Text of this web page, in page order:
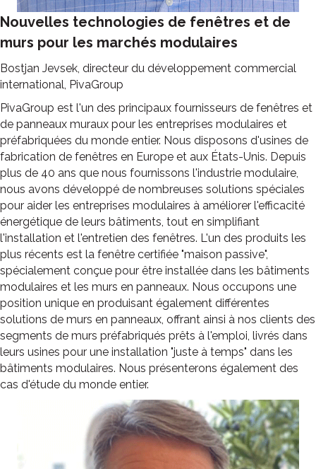
Nouvelles technologies de fenêtres et de
murs pour les marchés modulaires
Bostjan Jevsek, directeur du développement commercial
international, PivaGroup
PivaGroup est l'un des principaux fournisseurs de fenêtres et
de panneaux muraux pour les entreprises modulaires et
préfabriquées du monde entier. Nous disposons d'usines de
fabrication de fenêtres en Europe et aux États-Unis. Depuis
plus de 40 ans que nous fournissons l'industrie modulaire,
nous avons développé de nombreuses solutions spéciales
pour aider les entreprises modulaires à améliorer l'efficacité
énergétique de leurs bâtiments, tout en simplifiant
l'installation et l'entretien des fenêtres. L'un des produits les
plus récents est la fenêtre certifiée "maison passive",
spécialement conçue pour être installée dans les bâtiments
modulaires et les murs en panneaux. Nous occupons une
position unique en produisant également différentes
solutions de murs en panneaux, offrant ainsi à nos clients des
segments de murs préfabriqués prêts à l'emploi, livrés dans
leurs usines pour une installation "juste à temps" dans les
bâtiments modulaires. Nous présenterons également des
cas d'étude du monde entier.